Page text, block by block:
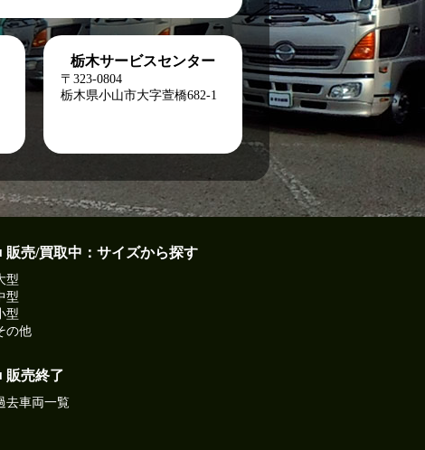
栃木サービスセンター
〒323-0804
栃木県小山市大字萱橋682-1
販売/買取中：サイズから探す
型
型
型
の他
販売終了
去車両一覧